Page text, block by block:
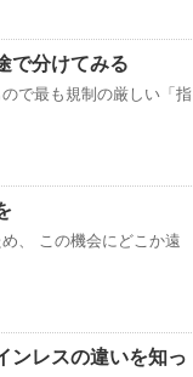
で分けてみる
で最も規制の厳しい「指
、 この機会にどこか遠
ンレスの違いを知っ